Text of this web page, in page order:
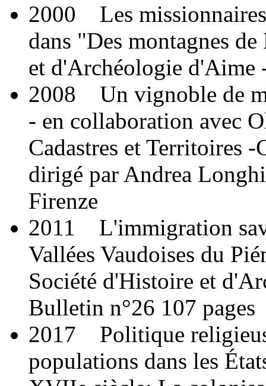
2000 Les
dans "Des montagnes
et d'Archéologie
2008 Un vignoble de
- en collaboration avec
Cadastres et Territoires
dirigé par Andrea
Firenze
2011 L'immigration
Vallées Vaudoises du
Société d'Histoire et
Bulletin n°26 107 pages
2017 Politique
populations dans les